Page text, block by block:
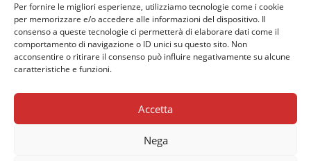
Per fornire le migliori esperienze, utilizziamo tecnologie come i cookie
per memorizzare e/o accedere alle informazioni del dispositivo. Il
consenso a queste tecnologie ci permetterà di elaborare dati come il
comportamento di navigazione o ID unici su questo sito. Non
acconsentire o ritirare il consenso può influire negativamente su alcune
caratteristiche e funzioni.
Accetta
Nega
Privacy
Cookie
Policy
News